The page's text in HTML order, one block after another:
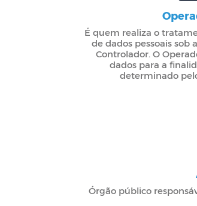
É quem realiza o
de dados pessoais sob
Controlador. O
dados para a
determinado
Órgão público